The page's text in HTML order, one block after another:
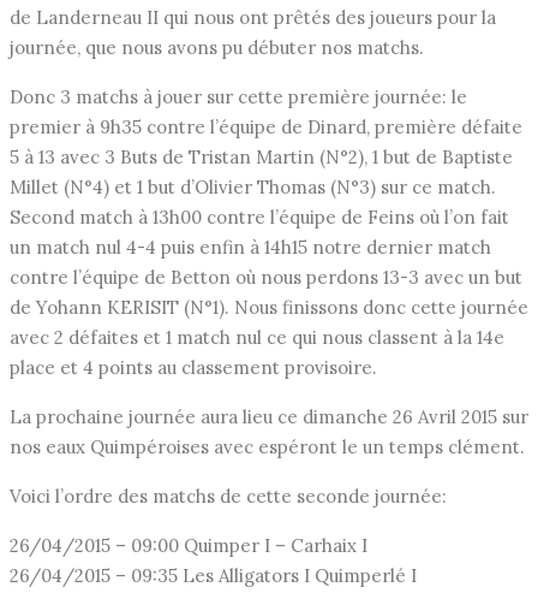
de Landerneau II qui nous ont prêtés des joueurs pour la
journée, que nous avons pu débuter nos matchs.
Donc 3 matchs à jouer sur cette première journée: le
premier à 9h35 contre l’équipe de Dinard, première défaite
5 à 13 avec 3 Buts de Tristan Martin (N°2), 1 but de Baptiste
Millet (N°4) et 1 but d’Olivier Thomas (N°3) sur ce match.
Second match à 13h00 contre l’équipe de Feins où l’on fait
un match nul 4-4 puis enfin à 14h15 notre dernier match
contre l’équipe de Betton où nous perdons 13-3 avec un but
de Yohann KERISIT (N°1). Nous finissons donc cette journée
avec 2 défaites et 1 match nul ce qui nous classent à la 14e
place et 4 points au classement provisoire.
La prochaine journée aura lieu ce dimanche 26 Avril 2015 sur
nos eaux Quimpéroises avec espéront le un temps clément.
Voici l’ordre des matchs de cette seconde journée:
26/04/2015 – 09:00 Quimper I – Carhaix I
26/04/2015 – 09:35 Les Alligators I Quimperlé I